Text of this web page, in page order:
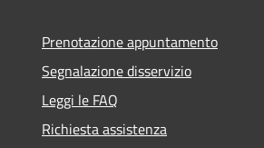
Prenotazione appuntamento
Segnalazione disservizio
Leggi le FAQ
Richiesta assistenza